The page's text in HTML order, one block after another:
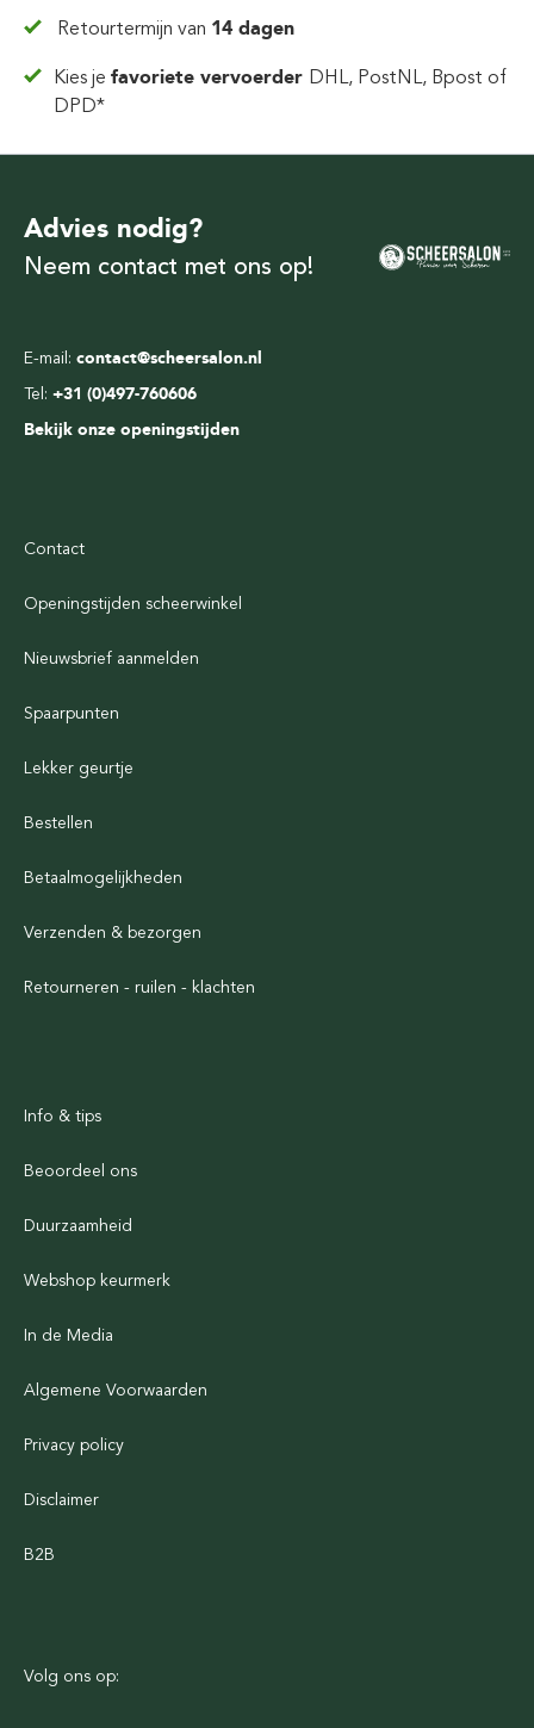
Retourtermijn van 14 dagen
Kies jefavoriete vervoerder DHL, PostNL, Bpost of
DPD*
E-mail: contact@scheersalon.nl
Tel: +31 (0)497-760606
Bekijk onze openingstijden
Advies nodig?
Neem contact met ons op!
Contact
Openingstijden scheerwinkel
Nieuwsbrief aanmelden
Spaarpunten
Lekker geurtje
Bestellen
Betaalmogelijkheden
Verzenden & bezorgen
Retourneren - ruilen - klachten
Info & tips
Beoordeel ons
Duurzaamheid
Webshop keurmerk
In de Media
Algemene Voorwaarden
Privacy policy
Disclaimer
B2B
Volg ons op: